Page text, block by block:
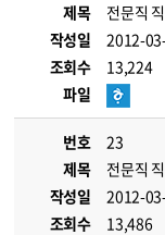
제목
전문직
작성일
2012-
조회수
13,224
파일
번호
23
제목
전문직
작성일
2012-
조회수
13,486